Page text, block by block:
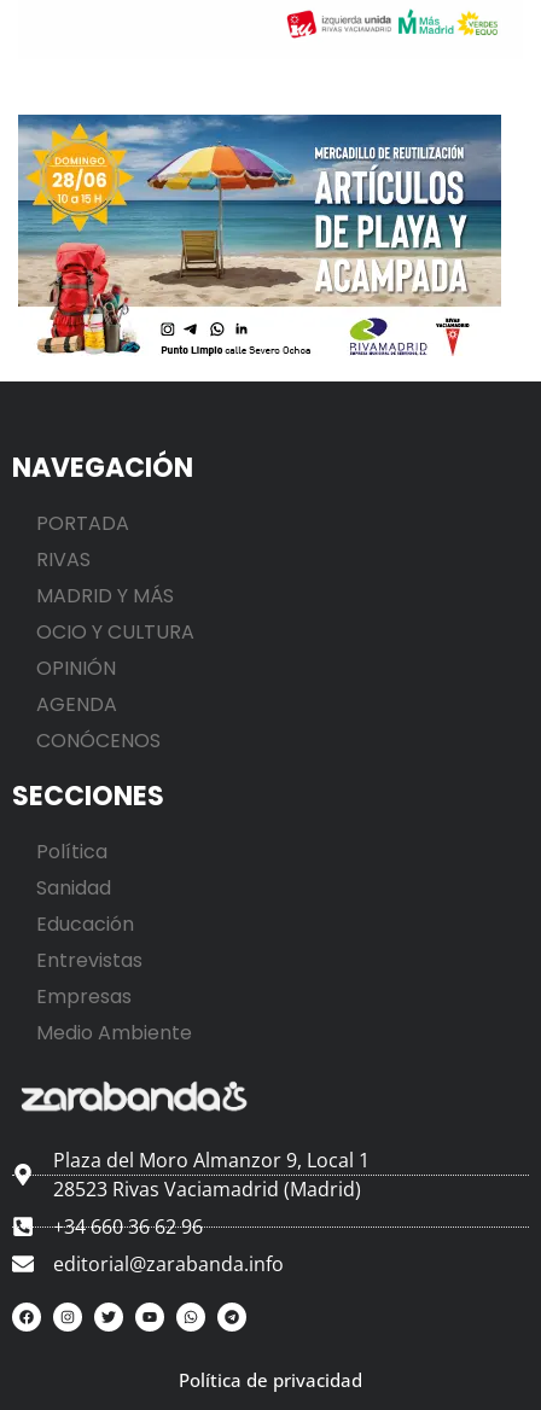
NAVEGACIÓN
PORTADA
RIVAS
MADRID Y MÁS
OCIO Y CULTURA
OPINIÓN
AGENDA
CONÓCENOS
SECCIONES
Política
Sanidad
Educación
Entrevistas
Empresas
Medio Ambiente
Plaza del Moro Almanzor 9, Local 1
28523 Rivas Vaciamadrid (Madrid)
+34 660 36 62 96
editorial@zarabanda.info
Política de privacidad